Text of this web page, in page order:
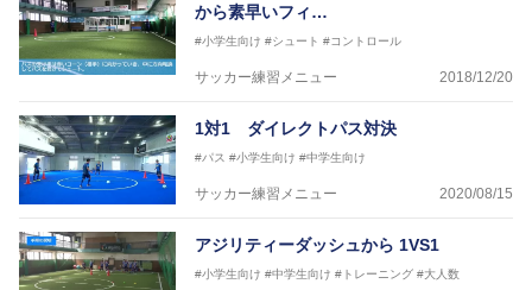
表監督
日本サッカー協会フットサルインストラクター、AFC
（アジアサッカー連盟）フットサルインストラクター
【資格】
JFA公認A級コーチジェネラルライセンス・JFA公認フ
ットサルB級コーチライセンス
横山 哲久
【指導歴】
【資格】
日本サッカー協会公認B級ライセンス・日本サッカー
から素早いフィ…
#小学生向け #シュート #コントロール
サッカー練習メニュー 2018/12/20
1対1 ダイレクトパス対決
#パス #小学生向け #中学生向け
サッカー練習メニュー 2020/08/15
アジリティーダッシュから 1VS1
#小学生向け #中学生向け #トレーニング #大人数